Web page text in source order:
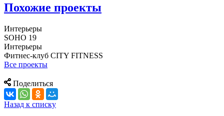
Похожие проекты
Интерьеры
SOHO 19
Интерьеры
Фитнес-клуб CITY FITNESS
Все проекты
Поделиться
Назад к списку